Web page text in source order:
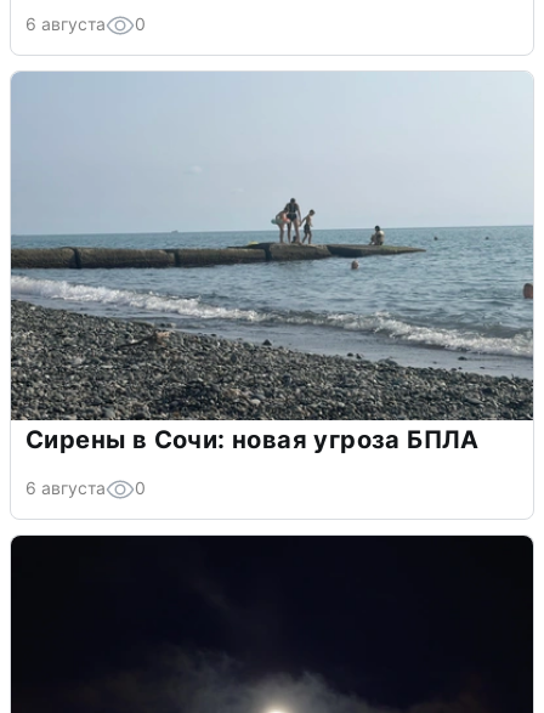
6 августа 0
Сирены в Сочи: новая угроза БПЛА
6 августа 0